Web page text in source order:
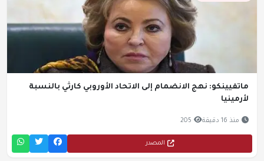
ماتفيينكو: نهج الانضمام إلى الاتحاد الأوروبي كارثي بالنسبة
لأرمينيا
منذ 16 دقيقة 205
المصدر